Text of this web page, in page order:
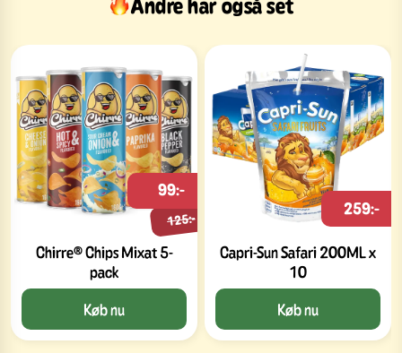
Chirre® Chips Mixat 5-
pack
125:-
99:-
Køb nu
Capri-Sun Safari 200ML x
10
259:-
Køb nu